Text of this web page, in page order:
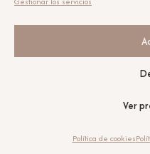
Ver
Política de cookies
Leyenda Legal
Nuestras